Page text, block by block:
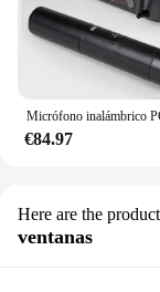
€84.97
Here are the
ventanas